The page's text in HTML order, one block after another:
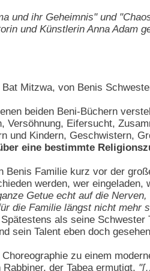
und ihr Geheimnis" und
und Künstlerin Anna Adam
Mitzwa, von Benis
beiden Beni-Büchern
Versöhnung, Eifersucht,
und Kindern, Geschwistern,
eine bestimmte
Benis Familie kurz vor der
werden, wer eingeladen,
Getue echt auf die
die Familie längst nicht mehr
als seine
sein Talent eben doch
zu einem
der Tabea ermutigt,